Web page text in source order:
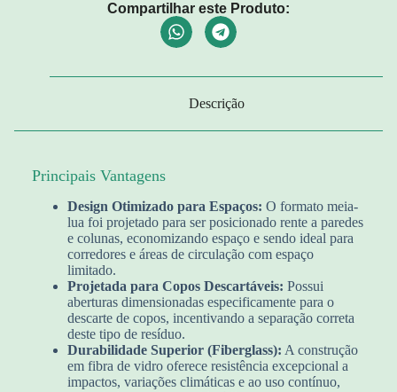
Compartilhar este Produto:
Descrição
Principais Vantagens
Design Otimizado para Espaços: O formato meia-
lua foi projetado para ser posicionado rente a paredes
e colunas, economizando espaço e sendo ideal para
corredores e áreas de circulação com espaço
limitado.
Projetada para Copos Descartáveis: Possui
aberturas dimensionadas especificamente para o
descarte de copos, incentivando a separação correta
deste tipo de resíduo.
Durabilidade Superior (Fiberglass): A construção
em fibra de vidro oferece resistência excepcional a
impactos, variações climáticas e ao uso contínuo,